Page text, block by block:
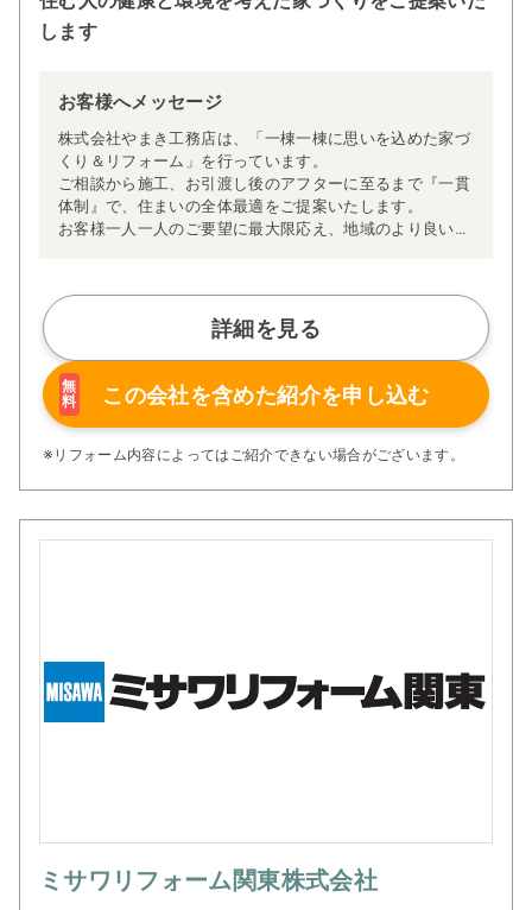
します
お客様へメッセージ
株式会社やまき工務店は、「一棟一棟に思いを込めた家づ
くり＆リフォーム」を行っています。
ご相談から施工、お引渡し後のアフターに至るまで『一貫
体制』で、住まいの全体最適をご提案いたします。
お客様一人一人のご要望に最大限応え、地域のより良い工
詳細を見る
無
料
この会社を含めた紹介を申し込む
※リフォーム内容によってはご紹介できない場合がございます。
ミサワリフォーム関東株式会社